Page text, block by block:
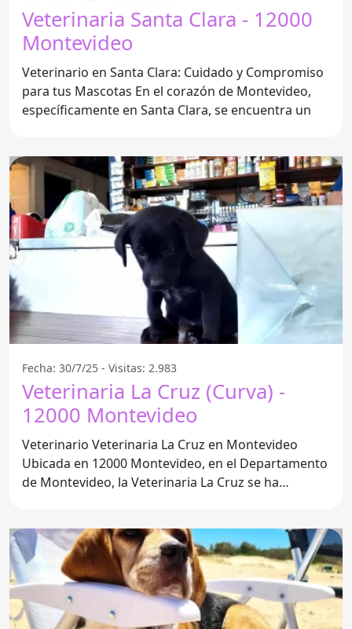
Veterinaria Santa Clara - 12000
Montevideo
Veterinario en Santa Clara: Cuidado y Compromiso
para tus Mascotas En el corazón de Montevideo,
específicamente en Santa Clara, se encuentra un
Fecha: 30/7/25 - Visitas: 2.983
Veterinaria La Cruz (Curva) -
12000 Montevideo
Veterinario Veterinaria La Cruz en Montevideo
Ubicada en 12000 Montevideo, en el Departamento
de Montevideo, la Veterinaria La Cruz se ha